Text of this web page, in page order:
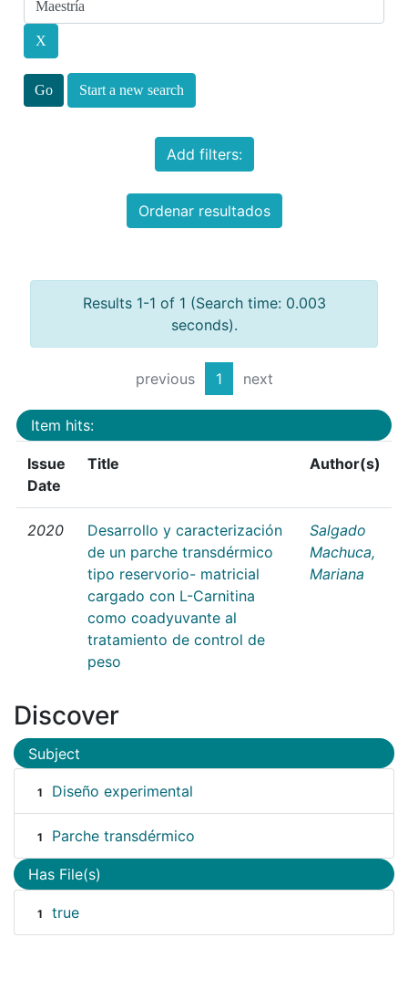
Start a new search
Add filters:
Ordenar resultados
Results 1-1 of 1 (Search time: 0.003
seconds).
previous 1 next
Item hits:
Issue
Date
Title Author(s)
2020
Desarrollo y caracterización
de un parche transdérmico
tipo reservorio- matricial
cargado con L-Carnitina
como coadyuvante al
tratamiento de control de
peso
Salgado
Machuca,
Mariana
Discover
Subject
1 Diseño experimental
1 Parche transdérmico
Has File(s)
1 true